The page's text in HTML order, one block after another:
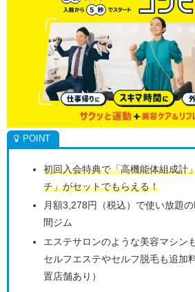
初回入会特典で「高機能体組成計
チ」がセットでもらえる！
月額3,278円（税込）で使い放題
間ジム
エステサロンのような美容マシン
セルフエステやセルフ脱毛も追加
置店舗あり）